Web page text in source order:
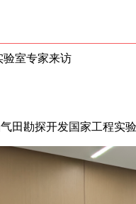
验室专家来访
田勘探开发国家工程实